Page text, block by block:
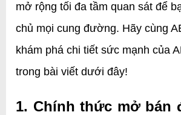
mở rộng tối đa tầm quan sát để
chủ mọi cung đường. Hãy cùng
khám phá chi tiết sức mạnh của
trong bài viết dưới đây!
1. Chính thức mở bán